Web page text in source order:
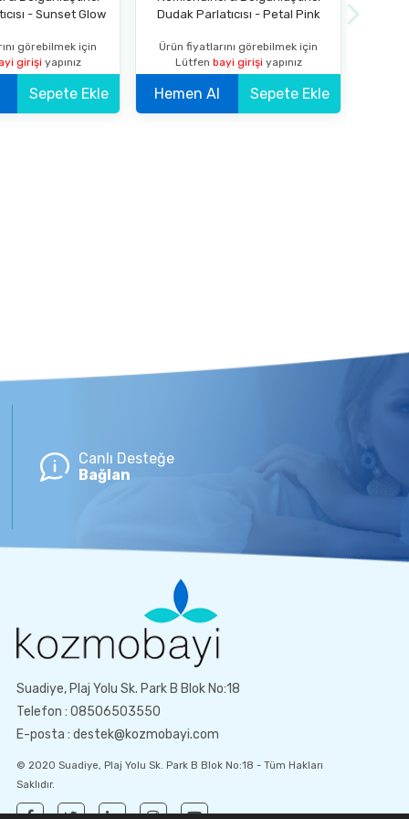
- Sunset Glow
görebilmek için
girişi yapınız
Sepete Ekle
Dudak Parlatıcısı - Petal Pink
Ürün fiyatlarını görebilmek için
Lütfen bayi girişi yapınız
Hemen Al Sepete Ekle
Canlı Desteğe
Bağlan
Suadiye, Plaj Yolu Sk. Park B Blok No:18
Telefon : 08506503550
E-posta : destek@kozmobayi.com
© 2020 Suadiye, Plaj Yolu Sk. Park B Blok No:18 - Tüm Hakları
Saklıdır.